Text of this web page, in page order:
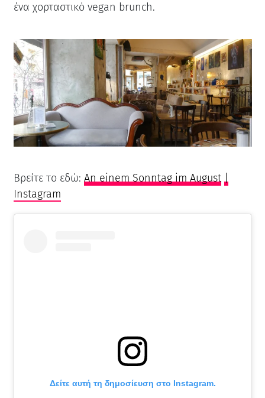
ένα χορταστικό vegan brunch.
Βρείτε το εδώ: An einem Sonntag im August |
Instagram
Δείτε αυτή τη δημοσίευση στο Instagram.